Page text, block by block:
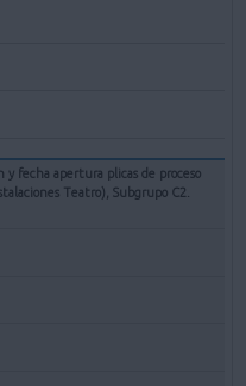
y fecha apertura plicas de proceso
Teatro), Subgrupo C2.